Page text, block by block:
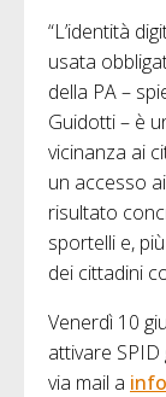
“L’identità
usata
della PA –
Guidotti – è
vicinanza ai
un accesso
risultato
sportelli e,
dei cittadini
Venerdì 10
attivare SPID
via mail a